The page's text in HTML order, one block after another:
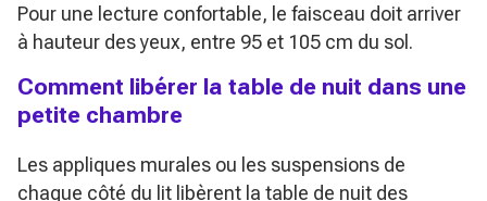
Pour une lecture confortable, le faisceau doit arriver
à hauteur des yeux, entre 95 et 105 cm du sol.
Comment libérer la table de nuit dans une
petite chambre
Les appliques murales ou les suspensions de
chaque côté du lit libèrent la table de nuit des